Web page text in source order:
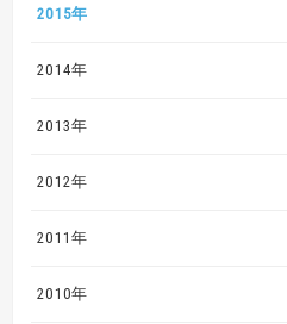
2015年
2014年
2013年
2012年
2011年
2010年